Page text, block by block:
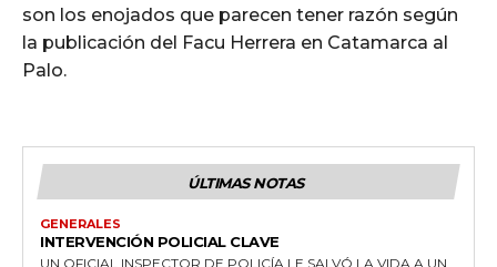
son los enojados que parecen tener razón según
la publicación del Facu Herrera en Catamarca al
Palo.
ÚLTIMAS NOTAS
GENERALES
INTERVENCIÓN POLICIAL CLAVE
UN OFICIAL INSPECTOR DE POLICÍA LE SALVÓ LA VIDA A UN